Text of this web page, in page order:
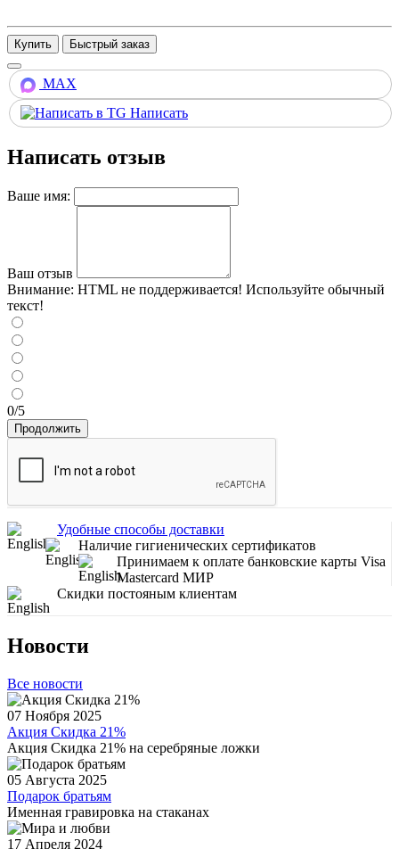
Купить
MAX
Написать
Написать отзыв
Ваше имя:
Ваш отзыв
Внимание: HTML не поддерживается! Используйте обычный
текст!
0/5
Продолжить
Удобные способы доставки
Наличие гигиенических сертификатов
Принимаем к оплате банковские карты Visa
Mastercard МИР
Скидки постояным клиентам
Новости
Все новости
07 Ноября 2025
Акция Скидка 21%
Акция Скидка 21% на серебряные ложки
05 Августа 2025
Подарок братьям
Именная гравировка на стаканах
17 Апреля 2024